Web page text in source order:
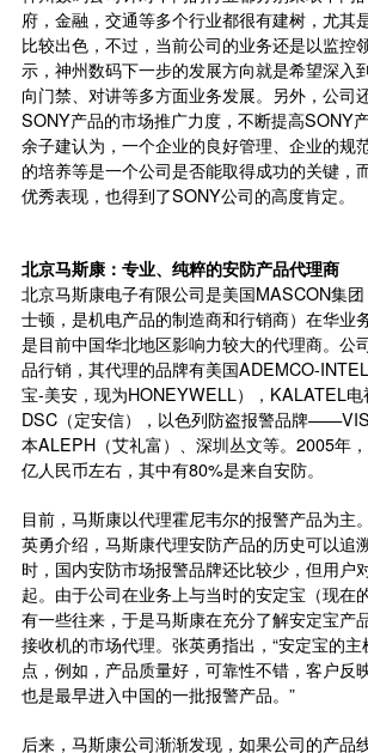
府，金融，交通等多个行业都很有建树，尤其
比较出色，不过，当前公司的业务还是以监控
示，神州数码下一步的发展方向就是希望深入
向门禁、对讲等多方面业务发展。另外，公司
SONY产品的市场推广力度，不断提高SONY产
余子建认为，一个企业的良好管理、企业的规
的培养等是一个公司是否能取得成功的关键，
优秀表现，也得到了SONY公司的高度肯定。
北京马斯康：专业、纯粹的安防产品代理商
北京马斯康电子有限公司是美国MASCON集
士顿，是机电产品的制造商和行销商）在华业
是目前中国华北地区影响力较大的代理商。公
品行销，其代理的品牌有美国ADEMCO-
宝-美安，现为HONEYWELL），KALATEL电
DSC（定安信），以色列防盗报警品牌
本ALEPH（艾礼富）、深圳丛文等。2005年
亿人民币左右，其中有80%是来自安防。
目前，马斯康以代理霍尼韦尔的报警产品为主
英勇介绍，马斯康代理安防产品的历史可以追
时，国内安防市场报警品牌还比较少，但用户
起。由于公司在业务上与当时的安定宝（现在
有一些往来，于是马斯康在充分了解安定宝产
接收机的市场代理。张英勇指出，“安定宝的
点，例如，产品质量好，可靠性不错，客户
也是最早进入中国的一批报警产品。”
后来，马斯康公司渐渐发现，如果公司的产品